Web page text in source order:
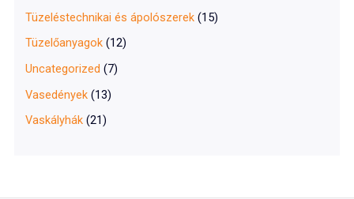
Tüzeléstechnikai és ápolószerek (15)
Tüzelőanyagok (12)
Uncategorized (7)
Vasedények (13)
Vaskályhák (21)